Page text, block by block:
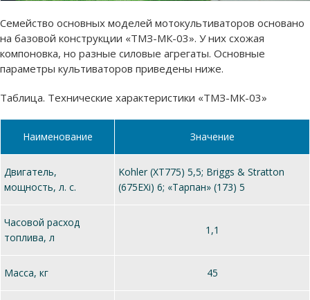
Семейство основных моделей мотокультиваторов основано
на базовой конструкции «ТМЗ-МК-03». У них схожая
компоновка, но разные силовые агрегаты. Основные
параметры культиваторов приведены ниже.
Таблица. Технические характеристики «ТМЗ-МК-03»
Наименование Значение
Двигатель,
мощность, л. с.
Kohler (XT775) 5,5; Briggs & Stratton
(675EXi) 6; «Тарпан» (173) 5
Часовой расход
топлива, л
1,1
Масса, кг 45